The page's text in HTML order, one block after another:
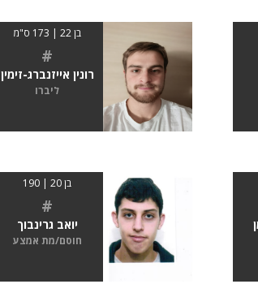
בן 22 | 173 ס"מ
#
רונין אייזנברג-זימין
ליברו
בן 20 | 190
#
יואב גרינבוך
חוסם/מת אמצע